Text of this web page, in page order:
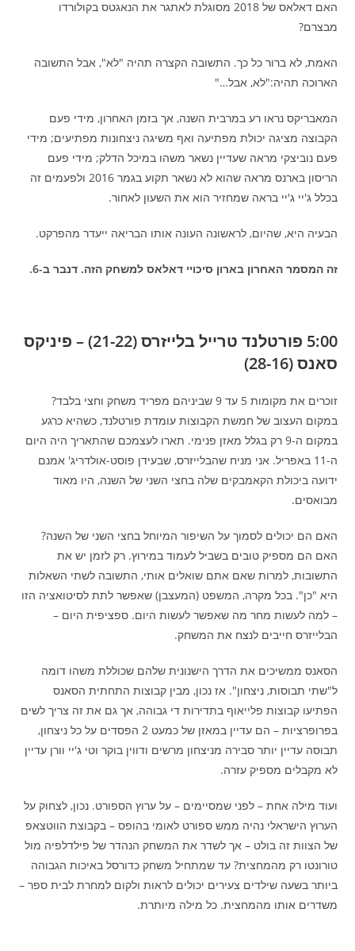
האם דאלאס של 2018 מסוגלת לאתגר את הנאגטס בקולורדו
מבצרם?
האמת, לא ברור כל כך. התשובה הקצרה תהיה "לא", אבל התשובה
הארוכה תהיה:"לא, אבל…"
המאבריקס נראו רע במרבית השנה, אך בזמן האחרון, מידי פעם
הקבוצה מציגה יכולת מפתיעה ואף משיגה ניצחונות מפתיעים; מידי
פעם נוביצקי מראה שעדיין נשאר משהו במיכל הדלק; מידי פעם
הריסון בארנס מראה שהוא לא נשאר תקוע בגמר 2016 ולפעמים זה
בכלל ג'יי ג'יי בראה שמחזיר הוא את השעון לאחור.
הבעיה היא, שהיום, לראשונה העונה אותו הבריאה ייעדר מהפרקט.
זה המסמר האחרון בארון סיכויי דאלאס למשחק הזה. דנבר ב-6.
5:00 פורטלנד טרייל בלייזרס (21-22) – פיניקס
סאנס (28-16)
זוכרים את מקומות 5 עד 9 שביניהם מפריד משחק וחצי בלבד?
במקום העצוב של חמשת הקבוצות עומדת פורטלנד, כשהיא כרגע
במקום ה-9 רק בגלל מאזן פנימי. תארו לעצמכם שהתאריך היה היום
ה-11 באפריל. אני מניח שהבלייזרס, שבעידן פוסט-אולדריג' אמנם
ידועה ביכולת הקאמבקים שלה בחצי השני של השנה, היו מאוד
מבואסים.
האם הם יכולים לסמוך על השיפור המיוחל בחצי השני של השנה?
האם הם מספיק טובים בשביל לעמוד במירוץ. רק לזמן יש את
התשובות, למרות שאם אתם שואלים אותי, התשובה לשתי השאלות
היא "כן". בכל מקרה, המשפט (המעצבן) שאפשר לתת לסיטואציה הזו
– למה לעשות מחר מה שאפשר לעשות היום. ספציפית היום –
הבלייזרס חייבים לנצח את המשחק.
הסאנס ממשיכים את הדרך הישנונית שלהם שכוללת משהו דומה
ל"שתי תבוסות, ניצחון". אז נכון, מבין קבוצות התחתית הסאנס
הפתיעו קבוצות פלייאוף בתדירות די גבוהה, אך גם את זה צריך לשים
בפרופרציות – הם עדיין במאזן של כמעט 2 הפסדים על כל ניצחון,
תבוסה עדיין יותר סבירה מניצחון מרשים ודווין בוקר וטי ג'יי וורן עדיין
לא מקבלים מספיק עזרה.
ועוד מילה אחת – לפני שמסיימים – על ערוץ הספורט. נכון, לצחוק על
הערוץ הישראלי נהיה ממש ספורט לאומי בהופס – בקבוצת הווטצאפ
של הצוות זה בולט – אך לשדר את המשחק הנהדר של פילדלפיה מול
טורונטו רק מהמחצית? עד שמתחיל משחק כדורסל באיכות הגבוהה
ביותר בשעה שילדים צעירים יכולים לראות ולקום למחרת לבית ספר –
משדרים אותו מהמחצית. כל מילה מיותרת.